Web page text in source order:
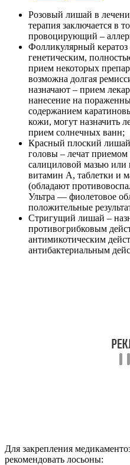
Розовый лишай в
терапия заключается в
провоцирующий –
Фолликулярный кератоз
генетическим,
прием некоторых
возможна долгая
назначают – прием
нанесение на
содержанием
кожи, могут назначить
прием солнечных ванн;
Красный плоский
головы – лечат
салициловой мазью
витамин А, таблетки и
(обладают
Ультра — фиолетовое
положительные
Стригущий лишай –
противогрибковым
антимикотическим
антибактериальным
Для закрепления
рекомендовать лосьоны: